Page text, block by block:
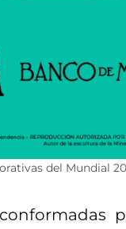
del Mundial